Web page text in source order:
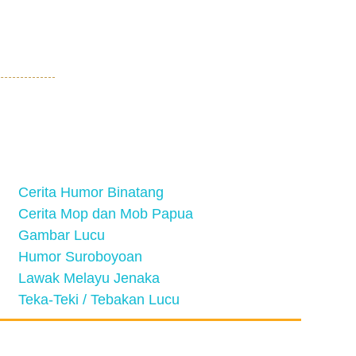
Cerita Humor Binatang
Cerita Mop dan Mob Papua
Gambar Lucu
Humor Suroboyoan
Lawak Melayu Jenaka
Teka-Teki / Tebakan Lucu